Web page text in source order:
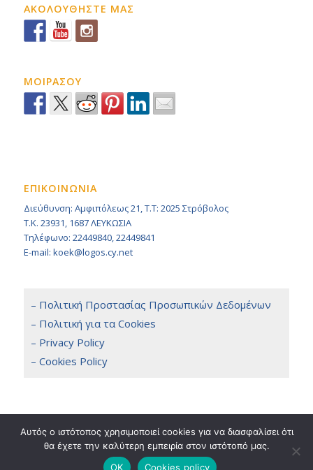
ΑΚΟΛΟΥΘΗΣΤΕ ΜΑΣ
ΜΟΙΡΑΣΟΥ
ΕΠΙΚΟΙΝΩΝΙΑ
Διεύθυνση: Αμφιπόλεως 21, Τ.Τ: 2025 Στρόβολος
Τ.Κ. 23931, 1687 ΛΕΥΚΩΣΙΑ
Τηλέφωνο: 22449840, 22449841
E-mail: koek@logos.cy.net
– Πολιτική Προστασίας Προσωπικών Δεδομένων
– Πολιτική για τα Cookies
– Privacy Policy
– Cookies Policy
Copyright 2014 © KOEK, All Rights Reserved. / Powered byNETinfo Plc
Αυτός ο ιστότοπος χρησιμοποιεί cookies για να διασφαλίσει ότι
θα έχετε την καλύτερη εμπειρία στον ιστότοπό μας.
OK
Cookies policy